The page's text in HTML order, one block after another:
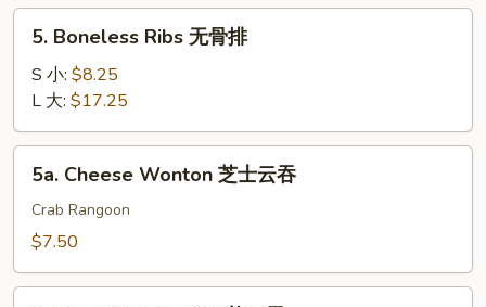
Ribs
Boneless
Ribs
骨
排
5. Boneless Ribs 无骨排
S 小: $8.25
L 大: $17.25
Cheese
Wonton
云
5a. Cheese Wonton 芝士云吞
Crab Rangoon
$7.50